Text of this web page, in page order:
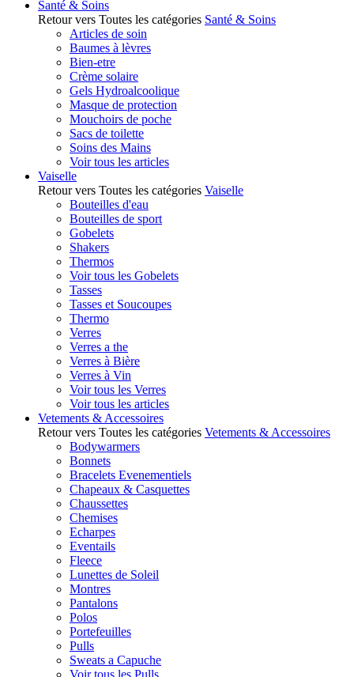
Santé & Soins
Retour vers Toutes les catégories Santé & Soins
Articles de soin
Baumes à lèvres
Bien-etre
Crème solaire
Gels Hydroalcoolique
Masque de protection
Mouchoirs de poche
Sacs de toilette
Soins des Mains
Voir tous les articles
Vaiselle
Retour vers Toutes les catégories Vaiselle
Bouteilles d'eau
Bouteilles de sport
Gobelets
Shakers
Thermos
Voir tous les Gobelets
Tasses
Tasses et Soucoupes
Thermo
Verres
Verres a the
Verres à Bière
Verres à Vin
Voir tous les Verres
Voir tous les articles
Vetements & Accessoires
Retour vers Toutes les catégories Vetements & Accessoires
Bodywarmers
Bonnets
Bracelets Evenementiels
Chapeaux & Casquettes
Chaussettes
Chemises
Echarpes
Eventails
Fleece
Lunettes de Soleil
Montres
Pantalons
Polos
Portefeuilles
Pulls
Sweats a Capuche
Voir tous les Pulls